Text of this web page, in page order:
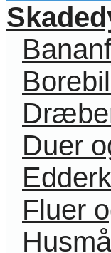
Duer
Fluer